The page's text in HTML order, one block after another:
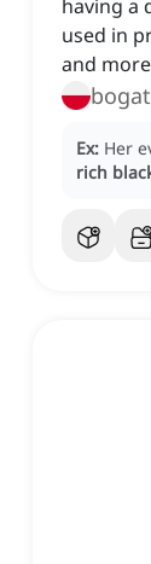
having a
used in
and
Ex: Her
rich